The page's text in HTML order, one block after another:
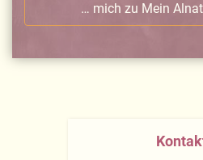
… mich zu Mein